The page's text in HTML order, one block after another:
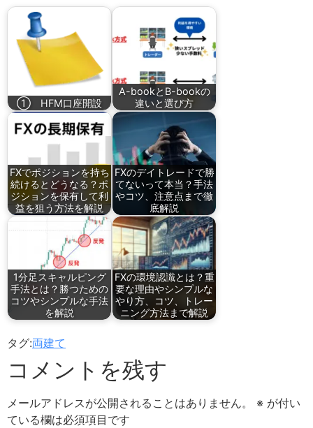
① HFM口座開設
A-bookとB-bookの
違いと選び方
FXでポジションを持ち
続けるとどうなる？ポ
ジションを保有して利
益を狙う方法を解説
FXのデイトレードで勝
てないって本当？手法
やコツ、注意点まで徹
底解説
1分足スキャルピング
手法とは？勝つための
コツやシンプルな手法
を解説
FXの環境認識とは？重
要な理由やシンプルな
やり方、コツ、トレー
ニング方法まで解説
タグ:両建て
コメントを残す
メールアドレスが公開されることはありません。 ※ が付い
ている欄は必須項目です